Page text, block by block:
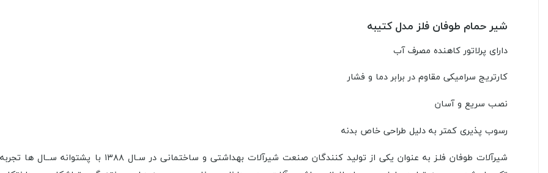
شیر حمام طوفان فلز مدل کتیبه
دارای پرلاتور کاهنده مصرف آب
کارتریج سرامیکی مقاوم در برابر دما و فشار
نصب سریع و آسان
رسوب پذیری کمتر به دلیل طراحی خاص بدنه
شیرآلات طوفان فلـز به عنوان یکی از تولید کنندگان